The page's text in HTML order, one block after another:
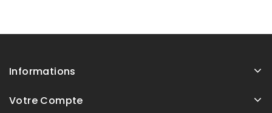
Informations
Votre Compte